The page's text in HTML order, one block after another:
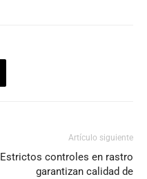
Artículo siguiente
Estrictos controles en rastro
garantizan calidad de